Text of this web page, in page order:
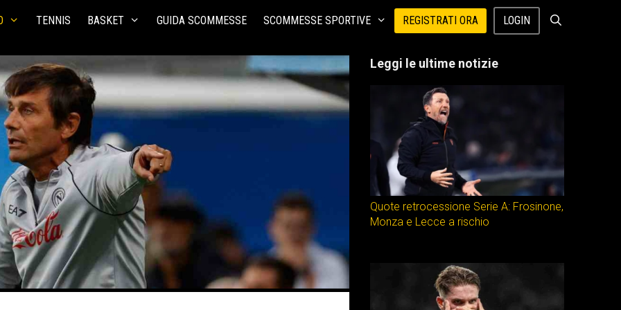
TENNIS BASKET GUIDA SCOMMESSE SCOMMESSE SPORTIVE REGISTRATI ORA LOGIN
Leggi le ultime notizie
Quote retrocessione Serie A: Frosinone,
Monza e Lecce a rischio